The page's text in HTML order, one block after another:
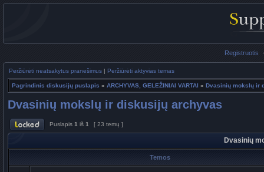
Registruotis
Peržiūrėti neatsakytus pranešimus | Peržiūrėti aktyvias temas
Pagrindinis diskusijų puslapis » ARCHYVAS, GELEŽINIAI VARTAI » Dvasinių mokslų ir
Dvasinių mokslų ir diskusijų archyvas
Puslapis 1 iš 1 [ 23 temų ]
Dvasinių
Temos